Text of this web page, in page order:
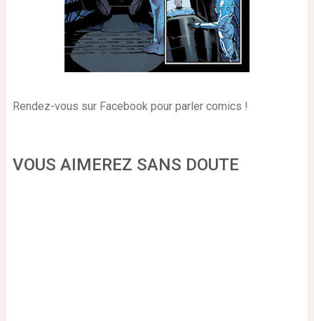
Rendez-vous sur Facebook pour parler comics !
VOUS AIMEREZ SANS DOUTE